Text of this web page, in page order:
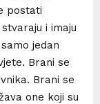
postati
i imaju
jedan
Brani se
Brani se
one koji su